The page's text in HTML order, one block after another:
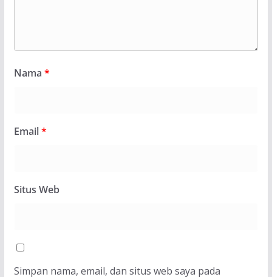
Nama *
Email*
Situs Web
Simpan nama, email, dan situs web saya pada